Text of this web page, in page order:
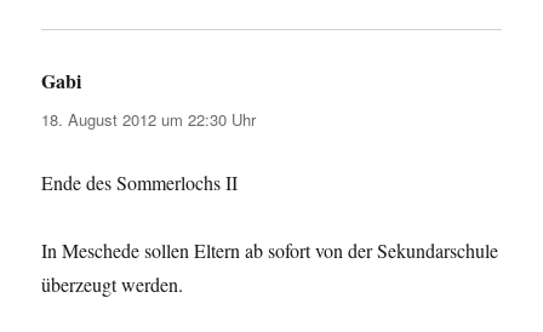
Gabi
18. August 2012 um 22:30 Uhr
Ende des Sommerlochs II
In Meschede sollen Eltern ab sofort von der Sekundarschule
überzeugt werden.